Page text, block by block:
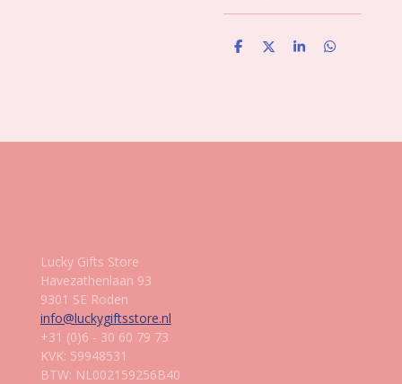
D
D
S
D
Lucky Gifts Store
Havezathenlaan 93
9301 SE Roden
info@luckygiftsstore.nl
+31 (0)6 - 30 60 79 73
KVK: 59948531
BTW: NL002159256B40